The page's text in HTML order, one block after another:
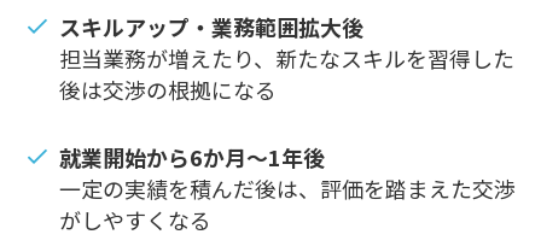
スキルアップ・業務範囲拡大後
担当業務が増えたり、新たなスキルを習得した
後は交渉の根拠になる
就業開始から6か月〜1年後
一定の実績を積んだ後は、評価を踏まえた交渉
がしやすくなる